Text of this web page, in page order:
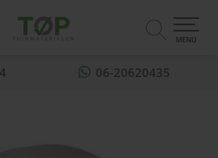
06-20620435
0
MENU